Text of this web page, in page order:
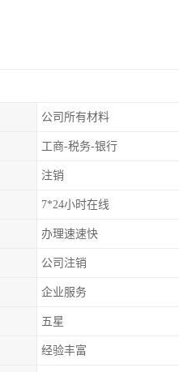
公司所有材料
工商-税务-银行
注销
7*24小时在线
办理速速快
公司注销
企业服务
五星
经验丰富